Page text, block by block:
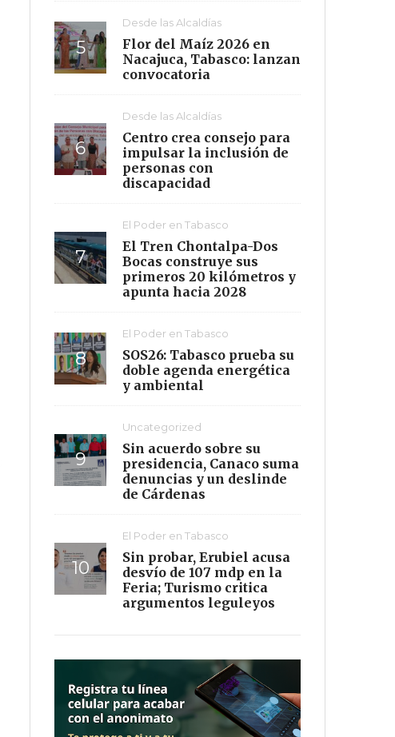
Desde las Alcaldías
Flor del Maíz 2026 en
Nacajuca, Tabasco: lanzan
convocatoria
Desde las Alcaldías
Centro crea consejo para
impulsar la inclusión de
personas con
discapacidad
El Poder en Tabasco
El Tren Chontalpa-Dos
Bocas construye sus
primeros 20 kilómetros y
apunta hacia 2028
El Poder en Tabasco
SOS26: Tabasco prueba su
doble agenda energética
y ambiental
Uncategorized
Sin acuerdo sobre su
presidencia, Canaco suma
denuncias y un deslinde
de Cárdenas
El Poder en Tabasco
Sin probar, Erubiel acusa
desvío de 107 mdp en la
Feria; Turismo critica
argumentos leguleyos